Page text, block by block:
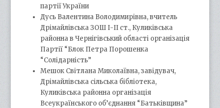
партії України
Дусь Валентина Володимирівна, вчитель
Дрімайлівська ЗОШ І-ІІ ст., Куликівська
районна в Чернігівський області організація
Партії “Блок Петра Порошенка
“Солідарність”
Мешок Світлана Миколаївна, завідувач,
Дрімайлівська сільська бібліотека,
Куликівська районна організація
Всеукраїнського об’єднання “Батьківщина”